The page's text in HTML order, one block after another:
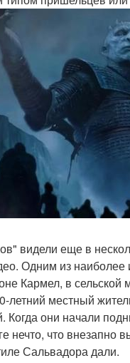
видели еще в
Одним из
Кармел, в
летний местный
Когда они начали
нечто, что
Сальвадора дали.